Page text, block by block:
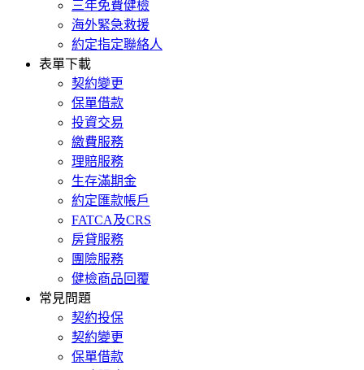
三年免費健檢
海外緊急救援
約定指定聯絡人
表單下載
契約變更
保單借款
投資交易
繳費服務
理賠服務
生存滿期金
約定匯款帳戶
FATCA及CRS
房貸服務
團險服務
健檢商品回覆
常見問題
契約投保
契約變更
保單借款